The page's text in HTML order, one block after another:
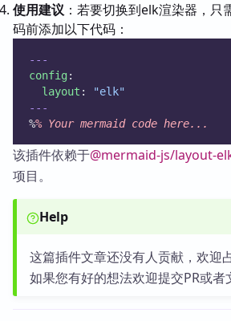
使用建议 ：若要切换到elk渲染器，
码前添加以下代码：
---
config:
layout :
"elk"
---
%% Your mermaid code here...
该插件依赖于@mermaid-js/layout-
项目。
Help
这篇插件文章还没有人贡献，欢迎
如果您有好的想法欢迎提交PR或者